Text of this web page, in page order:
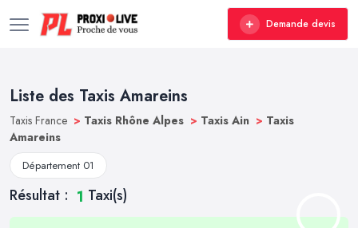
Demande devis
Liste des Taxis Amareins
Taxis France > Taxis Rhône Alpes > Taxis Ain > Taxis
Amareins
Département 01
Résultat : 1 Taxi(s)